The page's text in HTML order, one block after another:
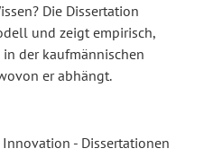
Die Dissertation
und zeigt empirisch,
der kaufmännischen
er abhängt.
- Dissertationen